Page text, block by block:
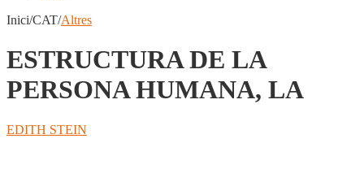
Inici/CAT/Altres
ESTRUCTURA DE LA
PERSONA HUMANA, LA
EDITH STEIN